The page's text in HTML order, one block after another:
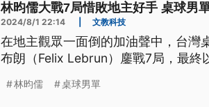
林昀儒大戰7局惜敗地主好手 桌球男
2024/8/1 22:14 文教科技
在地主觀眾一面倒的加油聲中，台灣
布朗（Felix Lebrun）鏖戰7局，最終
林昀儒 桌球男單